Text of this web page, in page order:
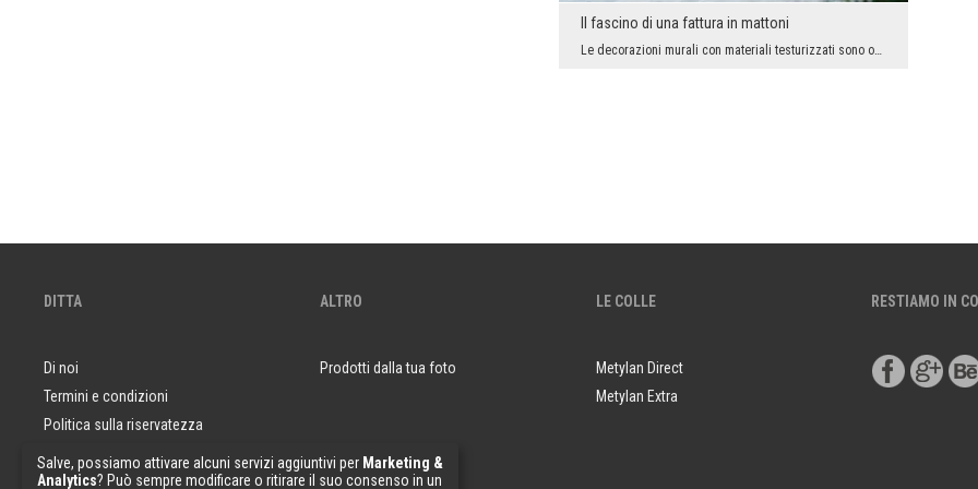
Il fascino di una fattura in mattoni
Le decorazioni murali con materiali testurizzati sono oggi molto popolari. E perchè? Si inserisco...
DITTA
Di noi
Termini e condizioni
Politica sulla riservatezza
Domande e risposte
Campioni di carta da parati
ALTRO
Prodotti dalla tua foto
LE COLLE
Metylan Direct
Metylan Extra
RESTIAMO IN
Salve, possiamo attivare alcuni servizi aggiuntivi per Marketing &
Analytics? Può sempre modificare o ritirare il suo consenso in un